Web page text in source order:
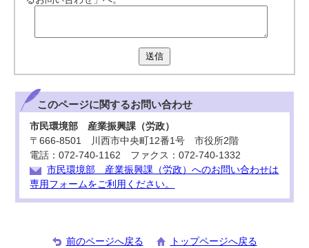
送信
このページに関するお問い合わせ
市民環境部 産業振興課（労政）
〒666-8501 川西市中央町12番1号 市役所2階
電話：072-740-1162 ファクス：072-740-1332
市民環境部 産業振興課（労政）へのお問い合わせは
専用フォームをご利用ください。
前のページへ戻る トップページへ戻る